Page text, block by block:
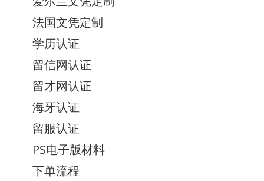
法国文凭定制
学历认证
留信网认证
留才网认证
海牙认证
留服认证
PS电子版材料
下单流程